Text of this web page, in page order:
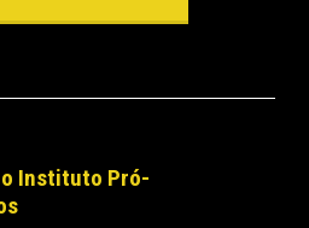
o Instituto Pró-